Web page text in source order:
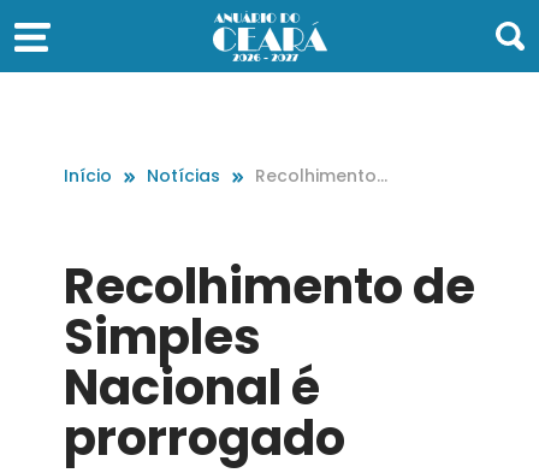
Início Notícias
Recolhimento
Recolhimento de
Simples
Nacional é
prorrogado